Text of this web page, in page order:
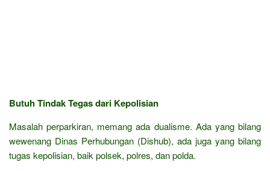
Butuh Tindak Tegas dari Kepolisian
Masalah perparkiran, memang ada dualisme. Ada yang bilang
wewenang Dinas Perhubungan (Dishub), ada juga yang bilang
tugas kepolisian, baik polsek, polres, dan polda.